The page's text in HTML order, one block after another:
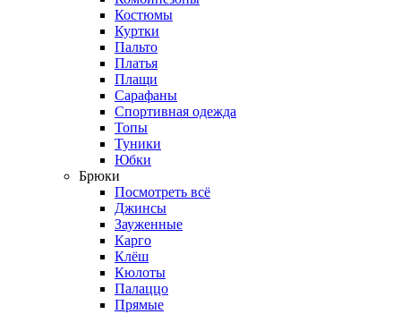
Костюмы
Куртки
Пальто
Платья
Плащи
Сарафаны
Спортивная одежда
Топы
Туники
Юбки
Брюки
Посмотреть всё
Джинсы
Зауженные
Карго
Клёш
Кюлоты
Палаццо
Прямые